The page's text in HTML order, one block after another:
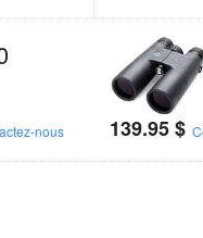
nous 139.95$